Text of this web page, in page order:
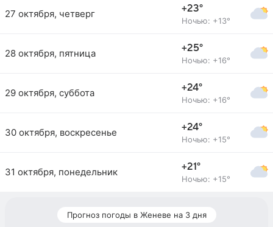
27 октября, четверг +23°
Ночью: +13°
28 октября, пятница +25°
Ночью: +16°
29 октября, суббота +24°
Ночью: +16°
30 октября, воскресенье +24°
Ночью: +15°
31 октября, понедельник +21°
Ночью: +15°
Прогноз погоды в Женеве на 3 дня